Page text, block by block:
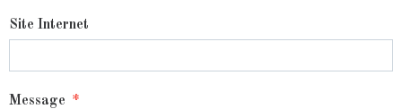
Site Internet
Message